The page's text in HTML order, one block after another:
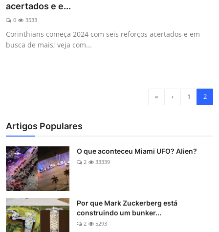
acertados e e...
0 3533
Corinthians começa 2024 com seis reforços acertados e em
busca de mais; veja com...
« ‹ 1 2
Artigos Populares
O que aconteceu Miami UFO? Alien?
2 33339
Por que Mark Zuckerberg está
construindo um bunker...
2 5293